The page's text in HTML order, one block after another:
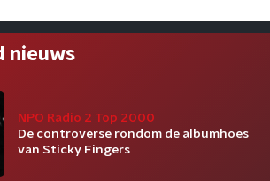
nieuws
NPO Radio 2 Top 2000
De controverse rondom de albumhoes
van Sticky Fingers